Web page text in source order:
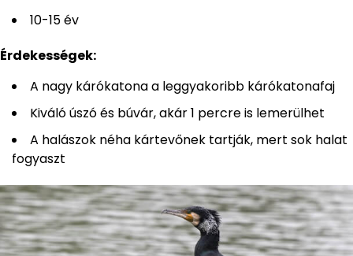
10-15 év
Érdekességek:
A nagy kárókatona a leggyakoribb kárókatonafaj
Kiváló úszó és búvár, akár 1 percre is lemerülhet
A halászok néha kártevőnek tartják, mert sok halat
fogyaszt